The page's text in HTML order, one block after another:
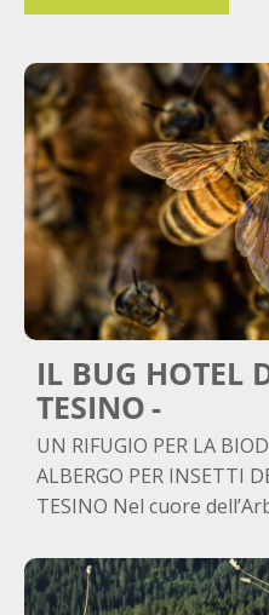
IL BUG HOTEL
TESINO
UN RIFUGIO PER LA
ALBERGO PER INSETTI
TESINO Nel cuore